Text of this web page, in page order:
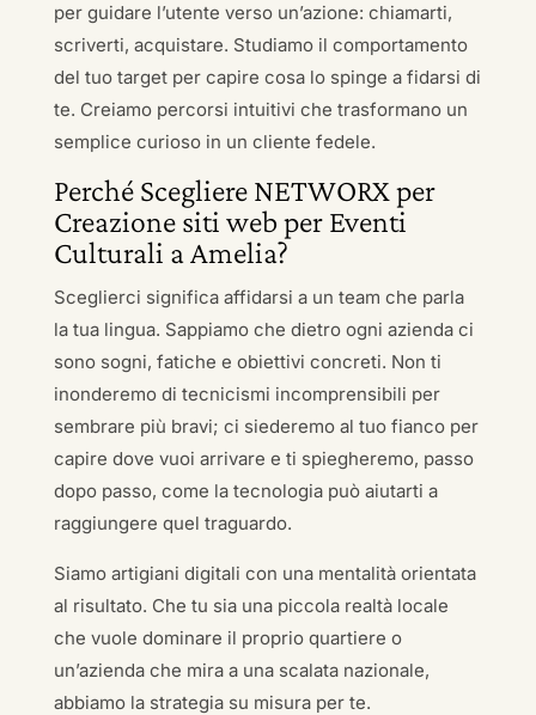
per guidare l’utente verso un’azione: chiamarti,
scriverti, acquistare. Studiamo il comportamento
del tuo target per capire cosa lo spinge a fidarsi di
te. Creiamo percorsi intuitivi che trasformano un
semplice curioso in un cliente fedele.
Perché Scegliere NETWORX per
Creazione siti web per Eventi
Culturali a Amelia?
Sceglierci significa affidarsi a un team che parla
la tua lingua. Sappiamo che dietro ogni azienda ci
sono sogni, fatiche e obiettivi concreti. Non ti
inonderemo di tecnicismi incomprensibili per
sembrare più bravi; ci siederemo al tuo fianco per
capire dove vuoi arrivare e ti spiegheremo, passo
dopo passo, come la tecnologia può aiutarti a
raggiungere quel traguardo.
Siamo artigiani digitali con una mentalità orientata
al risultato. Che tu sia una piccola realtà locale
che vuole dominare il proprio quartiere o
un’azienda che mira a una scalata nazionale,
abbiamo la strategia su misura per te.